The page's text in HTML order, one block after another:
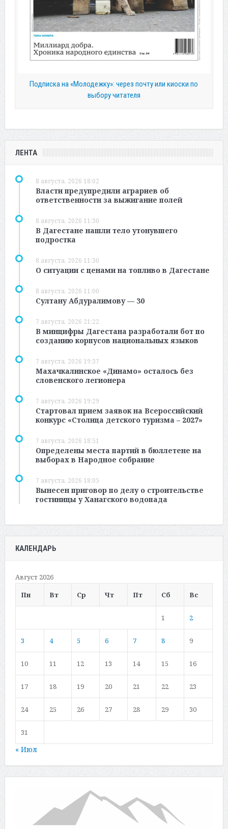
Подписка на «Молодежку»: через почту или киоски по
выбору читателя
ЛЕНТА
8 августа, 2026 18:02
Власти предупредили аграриев об
ответственности за выжигание полей
8 августа, 2026 11:30
В Дагестане нашли тело утонувшего
подростка
8 августа, 2026 11:30
О ситуации с ценами на топливо в Дагестане
8 августа, 2026 11:00
Султану Абдуралимову — 30
7 августа, 2026 21:22
В минцифры Дагестана разработали бот по
созданию корпусов национальных языков
7 августа, 2026 19:37
Махачкалинское «Динамо» осталось без
словенского легионера
7 августа, 2026 19:29
Стартовал прием заявок на Всероссийский
конкурс «Столица детского туризма – 2027»
7 августа, 2026 18:51
Определены места партий в бюллетене на
выборах в Народное собрание
7 августа, 2026 18:05
Вынесен приговор по делу о строительстве
гостиницы у Ханагского водопада
КАЛЕНДАРЬ
Август 2026
Пн
Вт Ср Чт Пт Сб Вс
1 2
3 4 5 6 7 8 9
10 11 12 13 14 15 16
17 18 19 20 21 22 23
24 25 26 27 28 29 30
31
« Июл